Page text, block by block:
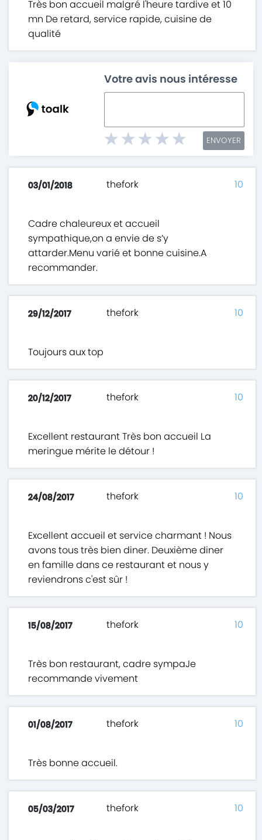
Très bon accueil malgré l'heure tardive et 10
mn De retard, service rapide, cuisine de
qualité
Votre avis nous intéresse
ENVOYER
03/01/2018 thefork
Cadre chaleureux et accueil
sympathique,on a envie de s’y
attarder.Menu varié et bonne cuisine.A
recommander.
10
29/12/2017 thefork
Toujours aux top
10
20/12/2017 thefork
Excellent restaurant Très bon accueil La
meringue mérite le détour !
10
24/08/2017 thefork
Excellent accueil et service charmant ! Nous
avons tous très bien diner. Deuxième diner
en famille dans ce restaurant et nous y
reviendrons c'est sûr !
10
15/08/2017 thefork
Très bon restaurant, cadre sympaJe
recommande vivement
10
01/08/2017 thefork
Très bonne accueil.
10
05/03/2017 thefork 10